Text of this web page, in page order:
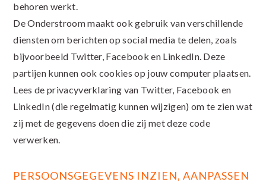
behoren werkt.
De Onderstroom maakt ook gebruik van verschillende
diensten om berichten op social media te delen, zoals
bijvoorbeeld Twitter, Facebook en LinkedIn. Deze
partijen kunnen ook cookies op jouw computer plaatsen.
Lees de privacyverklaring van Twitter, Facebook en
LinkedIn (die regelmatig kunnen wijzigen) om te zien wat
zij met de gegevens doen die zij met deze code
verwerken.
PERSOONSGEGEVENS INZIEN, AANPASSEN